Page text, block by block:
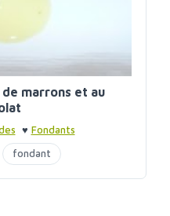
marrons et au
♥ Fondants
fondant